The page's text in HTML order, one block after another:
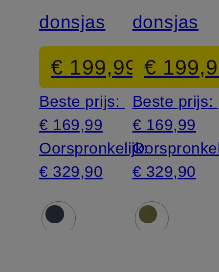
donsjas
€ 199,99
Beste prijs:
€ 169,99
Oorspronkelijk:
€ 329,90
donsjas
€
Beste prijs:
€ 169,99
€ 329,90